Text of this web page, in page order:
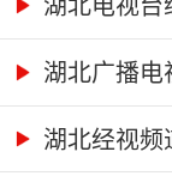
湖北广播
湖北经视